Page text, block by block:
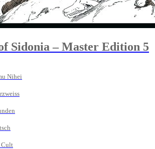
Sidonia – Master Edition 5
Nihei
Cult